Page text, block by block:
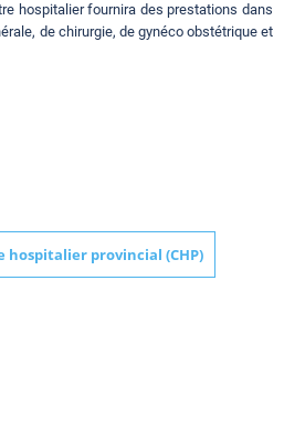
hospitalier fournira des prestations dans
de chirurgie, de gynéco obstétrique et
hospitalier provincial (CHP)